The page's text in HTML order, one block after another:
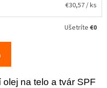
€30,57/ ks
Ušetríte €0
na telo a tvár SPF